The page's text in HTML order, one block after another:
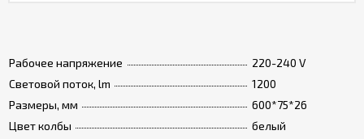
Рабочее напряжение
220-240 V
Световой поток, lm
1200
Размеры, мм
600*75*26
Цвет колбы
белый